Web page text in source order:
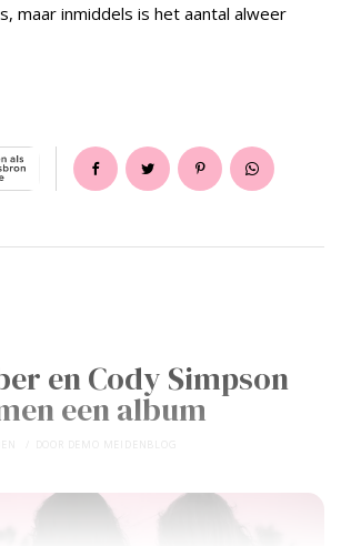
maar inmiddels is het aantal alweer
en Cody Simpson
een album